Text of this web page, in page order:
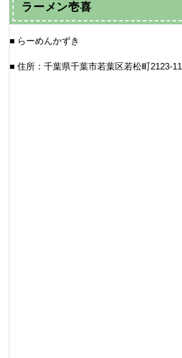
ラーメン壱喜
■ らーめんかずき
■ 住所：千葉県千葉市若葉区若松町2123-11